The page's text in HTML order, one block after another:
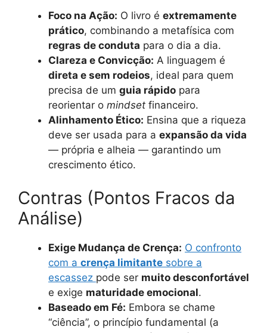
Foco na Ação: O livro é extremamente
prático, combinando a metafísica com
regras de conduta para o dia a dia.
Clareza e Convicção: A linguagem é
direta e sem rodeios, ideal para quem
precisa de um guia rápido para
reorientar o mindset financeiro.
Alinhamento Ético: Ensina que a riqueza
deve ser usada para a expansão da vida
— própria e alheia — garantindo um
crescimento ético.
Contras (Pontos Fracos da
Análise)
Exige Mudança de Crença: O confronto
com a crença limitante sobre a
escassez pode ser muito desconfortável
e exige maturidade emocional.
Baseado em Fé: Embora se chame
“ciência”, o princípio fundamental (a